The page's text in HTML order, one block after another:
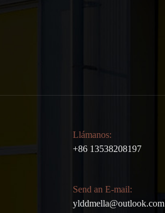
Llámanos:
+86 13538208197
Send an E-mail:
ylddmella@outlook.com